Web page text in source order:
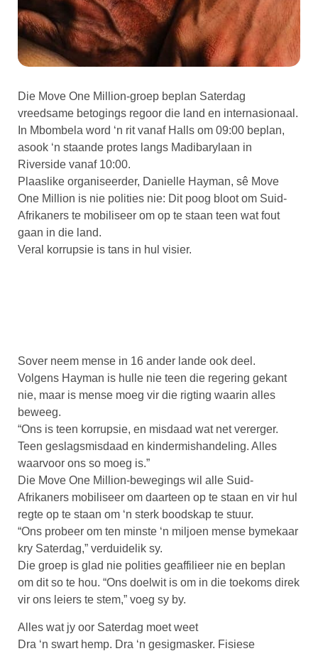
Die Move One Million-groep beplan Saterdag
vreedsame betogings regoor die land en internasionaal.
In Mbombela word ‘n rit vanaf Halls om 09:00 beplan,
asook ‘n staande protes langs Madibarylaan in
Riverside vanaf 10:00.
Plaaslike organiseerder, Danielle Hayman, sê Move
One Million is nie polities nie: Dit poog bloot om Suid-
Afrikaners te mobiliseer om op te staan teen wat fout
gaan in die land.
Veral korrupsie is tans in hul visier.
Sover neem mense in 16 ander lande ook deel.
Volgens Hayman is hulle nie teen die regering gekant
nie, maar is mense moeg vir die rigting waarin alles
beweeg.
“Ons is teen korrupsie, en misdaad wat net vererger.
Teen geslagsmisdaad en kindermishandeling. Alles
waarvoor ons so moeg is.”
Die Move One Million-bewegings wil alle Suid-
Afrikaners mobiliseer om daarteen op te staan en vir hul
regte op te staan om ‘n sterk boodskap te stuur.
“Ons probeer om ten minste ‘n miljoen mense bymekaar
kry Saterdag,” verduidelik sy.
Die groep is glad nie polities geaffilieer nie en beplan
om dit so te hou. “Ons doelwit is om in die toekoms direk
vir ons leiers te stem,” voeg sy by.
Alles wat jy oor Saterdag moet weet
Dra ‘n swart hemp. Dra ‘n gesigmasker. Fisiese